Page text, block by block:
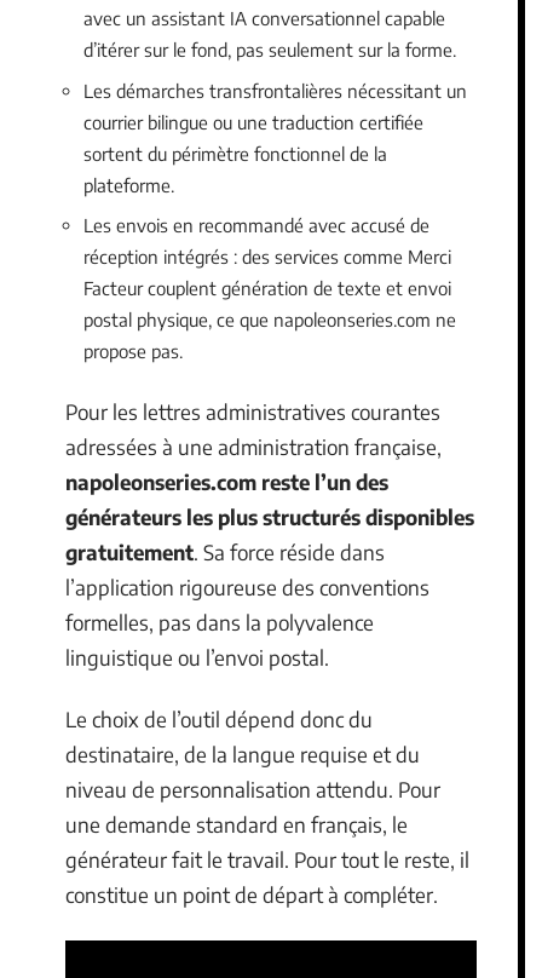
avec un assistant IA conversationnel capable
d’itérer sur le fond, pas seulement sur la forme.
Les démarches transfrontalières nécessitant un
courrier bilingue ou une traduction certifiée
sortent du périmètre fonctionnel de la
plateforme.
Les envois en recommandé avec accusé de
réception intégrés : des services comme Merci
Facteur couplent génération de texte et envoi
postal physique, ce que napoleonseries.com ne
propose pas.
Pour les lettres administratives courantes
adressées à une administration française,
napoleonseries.com reste l’un des
générateurs les plus structurés disponibles
gratuitement. Sa force réside dans
l’application rigoureuse des conventions
formelles, pas dans la polyvalence
linguistique ou l’envoi postal.
Le choix de l’outil dépend donc du
destinataire, de la langue requise et du
niveau de personnalisation attendu. Pour
une demande standard en français, le
générateur fait le travail. Pour tout le reste, il
constitue un point de départ à compléter.